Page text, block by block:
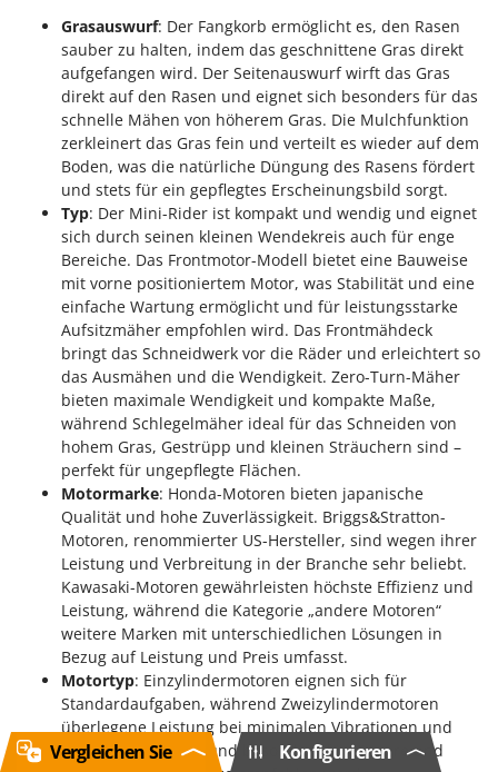
Grasauswurf: Der Fangkorb ermöglicht es, den Rasen
sauber zu halten, indem das geschnittene Gras direkt
aufgefangen wird. Der Seitenauswurf wirft das Gras
direkt auf den Rasen und eignet sich besonders für das
schnelle Mähen von höherem Gras. Die Mulchfunktion
zerkleinert das Gras fein und verteilt es wieder auf dem
Boden, was die natürliche Düngung des Rasens fördert
und stets für ein gepflegtes Erscheinungsbild sorgt.
Typ: Der Mini-Rider ist kompakt und wendig und eignet
sich durch seinen kleinen Wendekreis auch für enge
Bereiche. Das Frontmotor-Modell bietet eine Bauweise
mit vorne positioniertem Motor, was Stabilität und eine
einfache Wartung ermöglicht und für leistungsstarke
Aufsitzmäher empfohlen wird. Das Frontmähdeck
bringt das Schneidwerk vor die Räder und erleichtert so
das Ausmähen und die Wendigkeit. Zero-Turn-Mäher
bieten maximale Wendigkeit und kompakte Maße,
während Schlegelmäher ideal für das Schneiden von
hohem Gras, Gestrüpp und kleinen Sträuchern sind –
perfekt für ungepflegte Flächen.
Motormarke: Honda-Motoren bieten japanische
Qualität und hohe Zuverlässigkeit. Briggs&Stratton-
Motoren, renommierter US-Hersteller, sind wegen ihrer
Leistung und Verbreitung in der Branche sehr beliebt.
Kawasaki-Motoren gewährleisten höchste Effizienz und
Leistung, während die Kategorie „andere Motoren“
weitere Marken mit unterschiedlichen Lösungen in
Bezug auf Leistung und Preis umfasst.
Motortyp: Einzylindermotoren eignen sich für
Standardaufgaben, während Zweizylindermotoren
überlegene Leistung bei minimalen Vibrationen und
Geräuschen bieten und besonders für längere und
Konfigurieren
Vergleichen Sie